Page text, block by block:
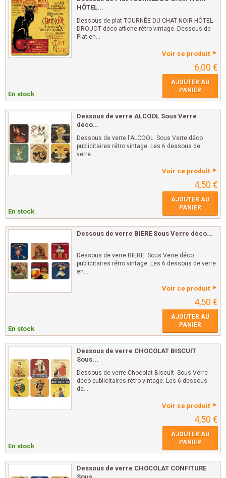
HÔTEL...
Dessous de plat TOURNÉE DU CHAT NOIR HÔTEL
DROUOT déco affiche rétro vintage. Dessous de
Plat en...
Voir ce produit
6,00 €
En stock
AJOUTER AU
PANIER
Dessous de verre ALCOOL Sous Verre
déco...
Dessous de verre l'ALCOOL Sous Verre déco
publicitaires rétro vintage. Les 6 dessous de
verre...
Voir ce produit
4,50 €
En stock
AJOUTER AU
PANIER
Dessous de verre BIERE Sous Verre déco...
Dessous de verre BIERE Sous Verre déco
publicitaires rétro vintage. Les 6 dessous de verre
en...
Voir ce produit
4,50 €
En stock
AJOUTER AU
PANIER
Dessous de verre CHOCOLAT BISCUIT
Sous...
Dessous de verre Chocolat Biscuit Sous Verre
déco publicitaires rétro vintage. Les 6 dessous
de...
Voir ce produit
4,50 €
En stock
AJOUTER AU
PANIER
Dessous de verre CHOCOLAT CONFITURE